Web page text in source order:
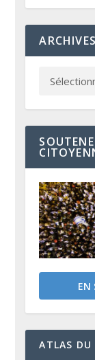
ARCHIVES
EN
ATLAS DU